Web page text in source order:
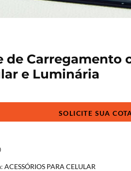
de Carregamento
e Luminária
ACESSÓRIOS PARA CELULAR